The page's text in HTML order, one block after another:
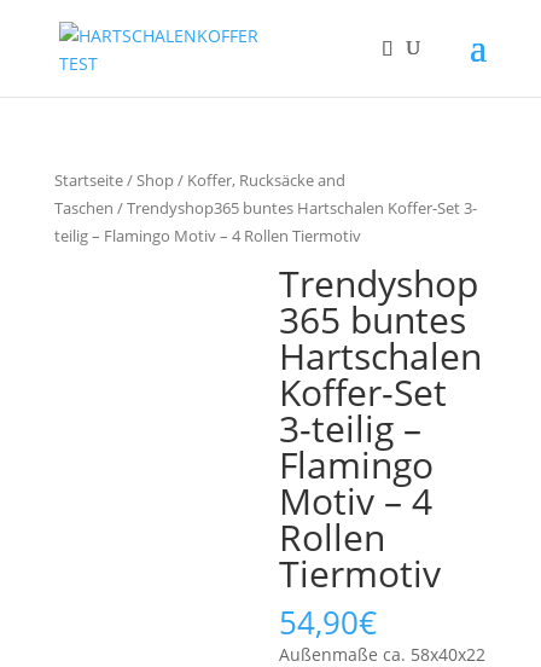
Startseite/Shop/ Koffer, Rucksäcke and
Taschen / Trendyshop365 buntes Hartschalen Koffer-Set 3-
teilig – Flamingo Motiv – 4 Rollen Tiermotiv
Trendyshop
365 buntes
Hartschalen
Koffer-Set
3-teilig –
Flamingo
Motiv – 4
Rollen
Tiermotiv
54,90€
Außenmaße ca. 58x40x22